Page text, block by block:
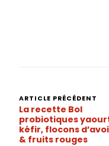
Navigation
d’article
ARTICLE PRÉCÉDENT
La recette Bol
probiotiques
kéfir, flocons
& fruits rouges